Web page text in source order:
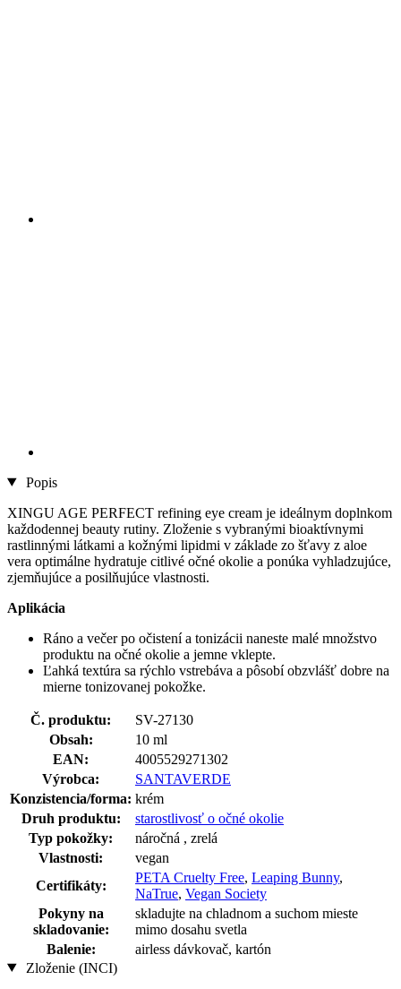
Popis
XINGU AGE PERFECT refining eye cream je ideálnym doplnkom
každodennej beauty rutiny. Zloženie s vybranými bioaktívnymi
rastlinnými látkami a kožnými lipidmi v základe zo šťavy z aloe
vera optimálne hydratuje citlivé očné okolie a ponúka vyhladzujúce,
zjemňujúce a posilňujúce vlastnosti.
Aplikácia
Ráno a večer po očistení a tonizácii naneste malé množstvo
produktu na očné okolie a jemne vklepte.
Ľahká textúra sa rýchlo vstrebáva a pôsobí obzvlášť dobre na
mierne tonizovanej pokožke.
Č. produktu:
SV-27130
Obsah:
10 ml
EAN:
4005529271302
Výrobca:
SANTAVERDE
Konzistencia/forma: krém
Druh produktu:
starostlivosť o očné okolie
Typ pokožky:
náročná , zrelá
Vlastnosti:
vegan
Certifikáty:
PETA Cruelty Free, Leaping Bunny,
NaTrue, Vegan Society
Pokyny na
skladovanie:
skladujte na chladnom a suchom mieste
mimo dosahu svetla
Balenie:
airless dávkovač, kartón
Zloženie (INCI)